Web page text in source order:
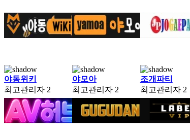
야동위키
최고관리자 2
야모아
최고관리자 2
조개파티
최고관리자 2